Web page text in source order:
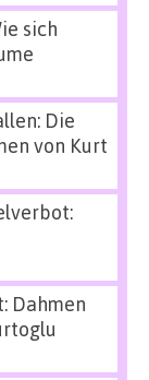
sich
Die
von Kurt
Dahmen